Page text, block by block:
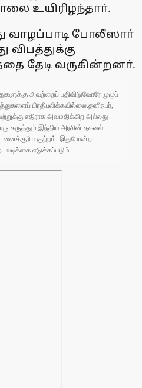
உயிரிழந்தாா்.
வாழப்பாடி போலீஸாா்
விபத்துக்கு
தேடி வருகின்றனா்.
அவற்றைப் பதிவிடுவோரே முழுப்
பிரதிபலிக்கவில்லை.தனிநபர்,
எதிராக அவமதிக்கிற அல்லது
கருத்தும் இந்திய அரசின் தகவல்
குற்றம். இதுபோன்ற
எடுக்கப்படும்.